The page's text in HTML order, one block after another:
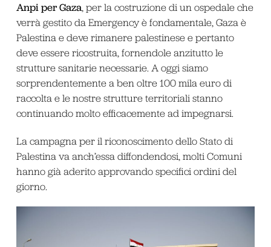
Anpi per Gaza, per la costruzione di un ospedale che
verrà gestito da Emergency è fondamentale, Gaza è
Palestina e deve rimanere palestinese e pertanto
deve essere ricostruita, fornendole anzitutto le
strutture sanitarie necessarie. A oggi siamo
sorprendentemente a ben oltre 100 mila euro di
raccolta e le nostre strutture territoriali stanno
continuando molto efficacemente ad impegnarsi.
La campagna per il riconoscimento dello Stato di
Palestina va anch’essa diffondendosi, molti Comuni
hanno già aderito approvando specifici ordini del
giorno.